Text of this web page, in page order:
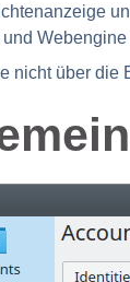
und Webengine
nicht über die